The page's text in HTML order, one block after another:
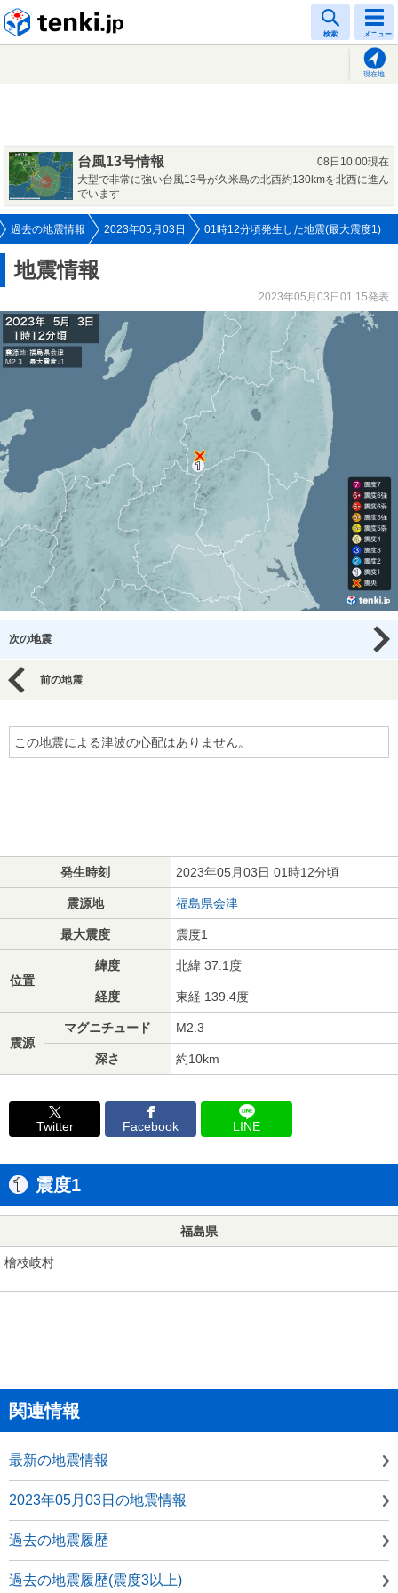
検索 メニュー
現在地
台風13号情報
08日10:00現在
大型で非常に強い台風13号が久米島の北西約130kmを北西に進ん
でいます
過去の地震情報 2023年05月03日 01時12分頃発生した地震(最大震度1)
地震情報
2023年05月03日01:15発表
次の地震
前の地震
この地震による津波の心配はありません。
発生時刻 2023年05月03日 01時12分頃
震源地 福島県会津
最大震度 震度1
位置
緯度 北緯 37.1度
経度 東経 139.4度
震源
マグニチュード M2.3
深さ 約10km
Twitter Facebook LINE
震度1
福島県
檜枝岐村
関連情報
最新の地震情報
2023年05月03日の地震情報
過去の地震履歴
過去の地震履歴(震度3以上)